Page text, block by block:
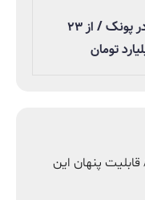
قیمت آپارتمان در پونک / از ۲۳
قابلیت پنهان این